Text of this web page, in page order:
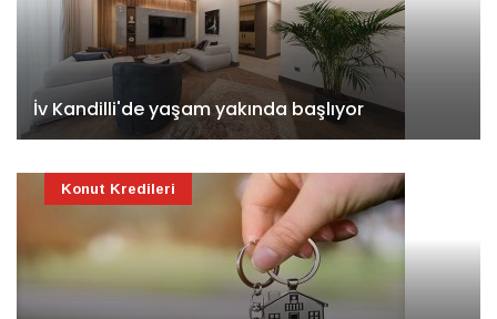
İv Kandilli'de yaşam yakında başlıyor
Konut Kredileri